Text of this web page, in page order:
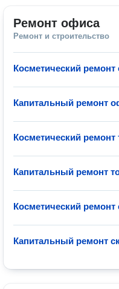
Ремонт офиса
Ремонт и строительство
Косметический
Капитальный ремонт
Косметический
Капитальный ремонт
Косметический ремонт
Капитальный ремонт